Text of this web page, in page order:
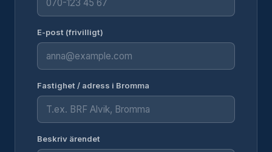
E-post (frivilligt)
Fastighet / adress i Bromma
Beskriv ärendet